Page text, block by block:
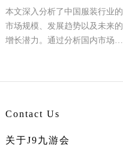
本文深入分析了中国服装行业的
市场规模、发展趋势以及未来的
增长潜力。通过分析国内市场的
Contact Us
关于J9九游会